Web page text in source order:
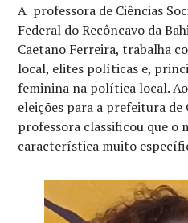
A professora de Ciências
Federal do Recôncavo da
Caetano Ferreira, trabalha
local, elites políticas e,
feminina na política local.
eleições para a prefeitura de
professora classificou que o
característica muito